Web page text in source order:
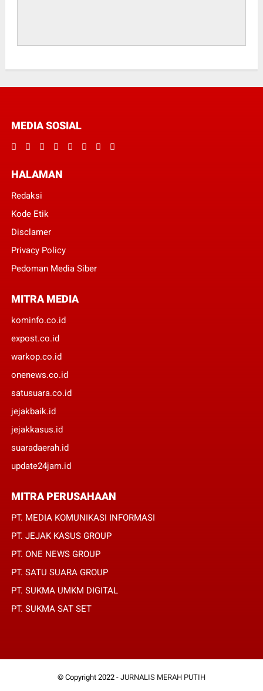
MEDIA SOSIAL
HALAMAN
Redaksi
Kode Etik
Disclamer
Privacy Policy
Pedoman Media Siber
MITRA MEDIA
kominfo.co.id
expost.co.id
warkop.co.id
onenews.co.id
satusuara.co.id
jejakbaik.id
jejakkasus.id
suaradaerah.id
update24jam.id
MITRA PERUSAHAAN
PT. MEDIA KOMUNIKASI INFORMASI
PT. JEJAK KASUS GROUP
PT. ONE NEWS GROUP
PT. SATU SUARA GROUP
PT. SUKMA UMKM DIGITAL
PT. SUKMA SAT SET
© Copyright 2022 - JURNALIS MERAH PUTIH